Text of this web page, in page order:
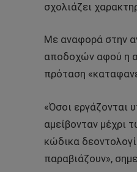
σχολιάζει
Με αναφορά στην
αποδοχών αφού η
πρόταση
«Όσοι εργάζονται
αμείβονταν μέχρι
κώδικα
παραβιάζουν»,